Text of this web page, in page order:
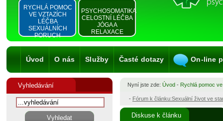
RYCHLÁ POMOC
VE VZTAZÍCH
LÉČBA
SEXUÁLNÍCH
PORUCH
PSYCHOSOMATIKA
CELOSTNÍ LÉČBA
JÓGA A
RELAXACE
Úvod O nás Služby Časté dotazy On-line
Vyhledávání Nyní jste zde: Úvod - Rychlá pomoc
- Fórum k článku:Sexuální život ve
Diskuse k článku